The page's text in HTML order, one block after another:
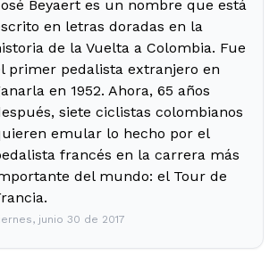
Beyaert es un nombre que está
en letras doradas en la
de la Vuelta a Colombia. Fue
primer pedalista extranjero en
en 1952. Ahora, 65 años
siete ciclistas colombianos
emular lo hecho por el
francés en la carrera más
del mundo: el Tour de
junio 30 de 2017